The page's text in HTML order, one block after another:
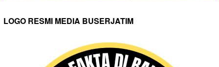
LOGO RESMI MEDIA BUSERJATIM